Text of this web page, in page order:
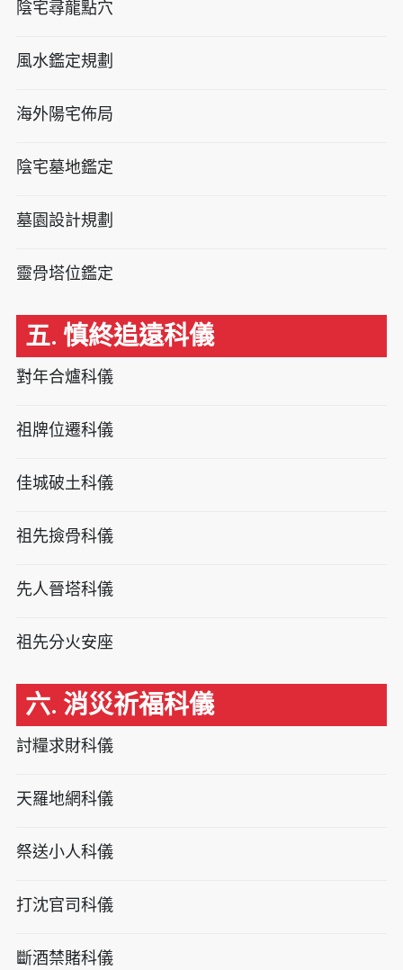
陰宅尋龍點穴
風水鑑定規劃
海外陽宅佈局
陰宅墓地鑑定
墓園設計規劃
靈骨塔位鑑定
五. 慎終追遠科儀
對年合爐科儀
祖牌位遷科儀
佳城破土科儀
祖先撿骨科儀
先人晉塔科儀
祖先分火安座
六. 消災祈福科儀
討糧求財科儀
天羅地網科儀
祭送小人科儀
打沈官司科儀
斷酒禁賭科儀